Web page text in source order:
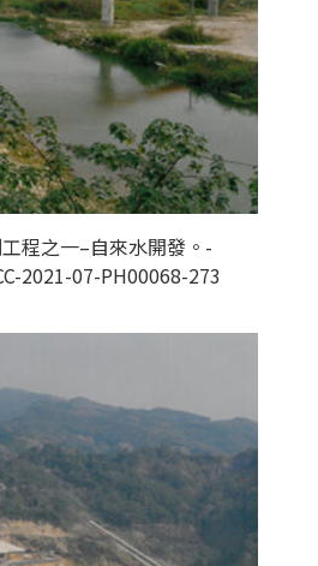
程之一–自來水開發。-
2021-07-PH00068-273